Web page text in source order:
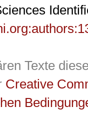
Texte
Creative